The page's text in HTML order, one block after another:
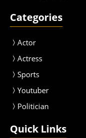
Categories
Actor
Actress
Sports
Youtuber
Politician
Quick Links